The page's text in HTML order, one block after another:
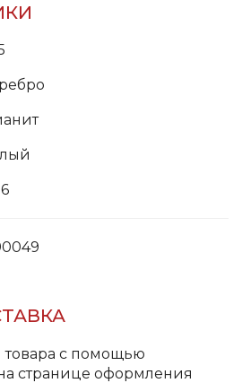
товара с помощью
странице оформления